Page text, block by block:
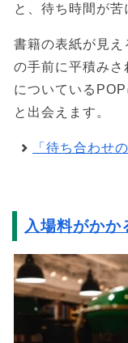
と、待ち時間が苦
書籍の表紙が見え
の手前に平積み
についている
と出会えます。
「待ち合わせ
入場料がかか